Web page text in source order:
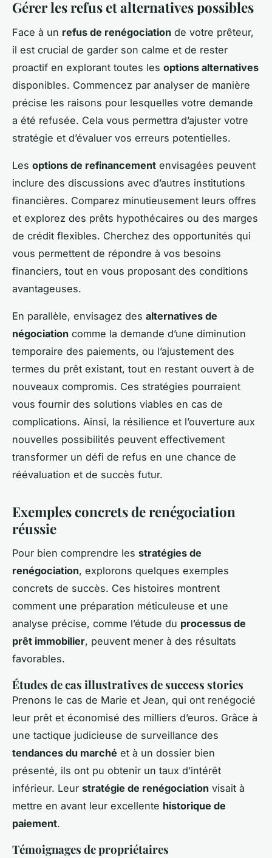
Gérer les refus et alternatives possibles
Face à un refus de renégociation de votre prêteur,
il est crucial de garder son calme et de rester
proactif en explorant toutes les options alternatives
disponibles. Commencez par analyser de manière
précise les raisons pour lesquelles votre demande
a été refusée. Cela vous permettra d’ajuster votre
stratégie et d’évaluer vos erreurs potentielles.
Les options de refinancement envisagées peuvent
inclure des discussions avec d’autres institutions
financières. Comparez minutieusement leurs offres
et explorez des prêts hypothécaires ou des marges
de crédit flexibles. Cherchez des opportunités qui
vous permettent de répondre à vos besoins
financiers, tout en vous proposant des conditions
avantageuses.
En parallèle, envisagez des alternatives de
négociation comme la demande d’une diminution
temporaire des paiements, ou l’ajustement des
termes du prêt existant, tout en restant ouvert à de
nouveaux compromis. Ces stratégies pourraient
vous fournir des solutions viables en cas de
complications. Ainsi, la résilience et l’ouverture aux
nouvelles possibilités peuvent effectivement
transformer un défi de refus en une chance de
réévaluation et de succès futur.
Exemples concrets de renégociation
réussie
Pour bien comprendre les stratégies de
renégociation, explorons quelques exemples
concrets de succès. Ces histoires montrent
comment une préparation méticuleuse et une
analyse précise, comme l’étude du processus de
prêt immobilier, peuvent mener à des résultats
favorables.
Études de cas illustratives de success stories
Prenons le cas de Marie et Jean, qui ont renégocié
leur prêt et économisé des milliers d’euros. Grâce à
une tactique judicieuse de surveillance des
tendances du marché et à un dossier bien
présenté, ils ont pu obtenir un taux d’intérêt
inférieur. Leur stratégie de renégociation visait à
mettre en avant leur excellente historique de
paiement.
Témoignages de propriétaires